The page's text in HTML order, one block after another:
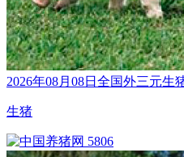
2026年08月08日全国外三元生
生猪
5806